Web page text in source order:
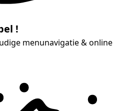
!
menunavigatie & online